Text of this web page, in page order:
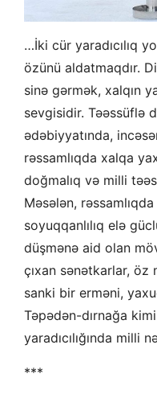
…İki cür yaradıcılıq
özünü aldatmaqdır.
sinə gərmək, xalqın
sevgisidir. Təəssüflə
ədəbiyyatında,
rəssamlıqda xalqa
doğmalıq və milli
Məsələn,
soyuqqanlılıq elə
düşmənə aid olan
çıxan sənətkarlar,
sanki bir erməni,
Təpədən-dırnağa
yaradıcılığında milli
***